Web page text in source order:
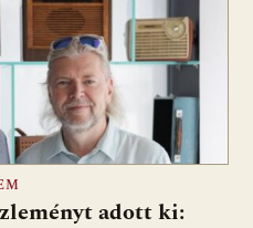
adott ki: